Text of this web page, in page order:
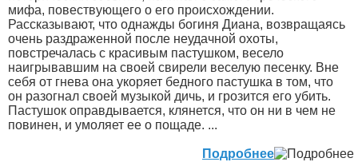
мифа, повествующего о его происхождении.
Рассказывают, что однажды богиня Диана, возвращаясь
очень раздраженной после неудачной охоты,
повстречалась с красивым пастушком, весело
наигрывавшим на своей свирели веселую песенку. Вне
себя от гнева она укоряет бедного пастушка в том, что
он разогнал своей музыкой дичь, и грозится его убить.
Пастушок оправдывается, клянется, что он ни в чем не
повинен, и умоляет ее о пощаде. ...
Подробнее